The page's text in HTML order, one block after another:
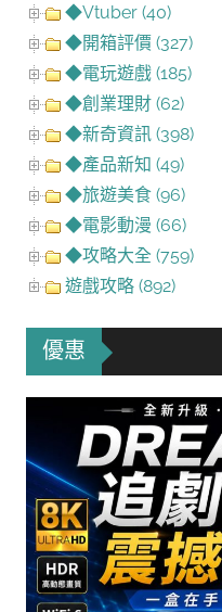
◆Vtuber (40)
◆開箱評價 (327)
◆電玩遊戲 (185)
◆創業理財 (62)
◆新奇資訊 (398)
◆產品新知 (49)
◆旅遊美食 (96)
◆電影動漫 (66)
◆攻略大全 (759)
遊戲攻略 (892)
優惠